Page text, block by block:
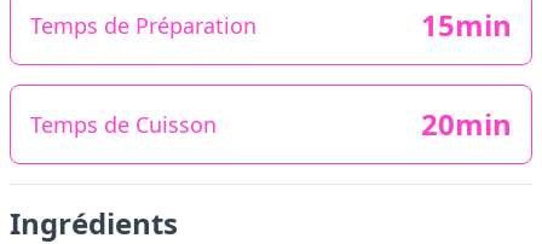
Temps de Préparation 15min
Temps de Cuisson 20min
Ingrédients